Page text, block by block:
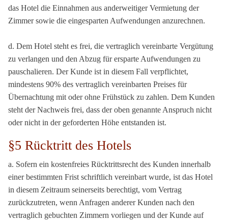
das Hotel die Einnahmen aus anderweitiger Vermietung der
Zimmer sowie die eingesparten Aufwendungen anzurechnen.
d. Dem Hotel steht es frei, die vertraglich vereinbarte Vergütung
zu verlangen und den Abzug für ersparte Aufwendungen zu
pauschalieren. Der Kunde ist in diesem Fall verpflichtet,
mindestens 90% des vertraglich vereinbarten Preises für
Übernachtung mit oder ohne Frühstück zu zahlen. Dem Kunden
steht der Nachweis frei, dass der oben genannte Anspruch nicht
oder nicht in der geforderten Höhe entstanden ist.
§5 Rücktritt des Hotels
a. Sofern ein kostenfreies Rücktrittsrecht des Kunden innerhalb
einer bestimmten Frist schriftlich vereinbart wurde, ist das Hotel
in diesem Zeitraum seinerseits berechtigt, vom Vertrag
zurückzutreten, wenn Anfragen anderer Kunden nach den
vertraglich gebuchten Zimmern vorliegen und der Kunde auf